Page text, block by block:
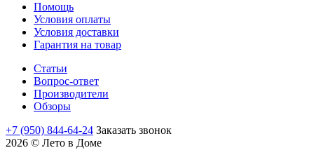
Помощь
Условия оплаты
Условия доставки
Гарантия на товар
Статьи
Вопрос-ответ
Производители
Обзоры
+7 (950) 844-64-24 Заказать звонок
2026 © Лето в Доме